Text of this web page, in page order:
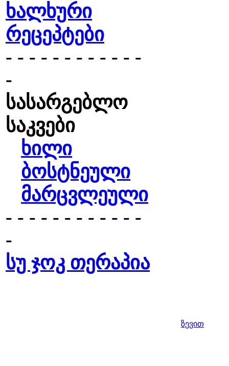
ხალხური
რეცეპტები
- - - - - - - - - - - -
-
სასარგებლო
საკვები
ხილი
ბოსტნეული
მარცვლეული
- - - - - - - - - - - -
-
სუ ჯოკ თერაპია
ზევით